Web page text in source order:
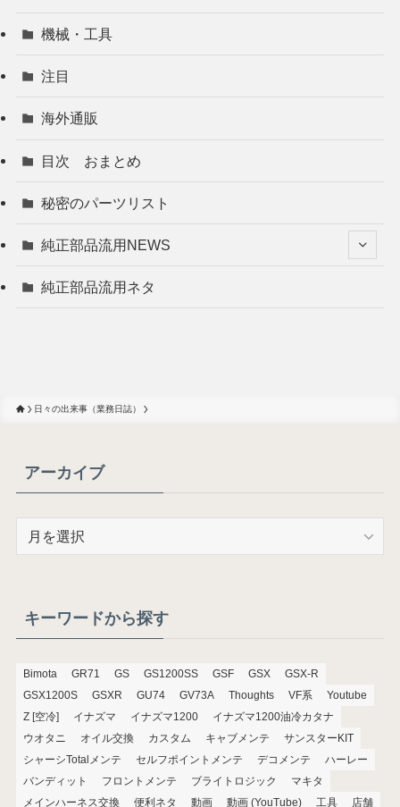
機械・工具
注目
海外通販
目次 おまとめ
秘密のパーツリスト
純正部品流用NEWS
純正部品流用ネタ
日々の出来事（業務日誌）
アーカイブ
ブキーワードから探す
Bimota GR71 GS GS1200SS GSF GSX
GSX-R
GSX1200S
GSXR GU74 GV73A Thoughts VF系
Youtube
Z [空冷]
イナズマ イナズマ1200
イナズマ1200油冷カタナ
ウオタニ
オイル交換 カスタム キャブメンテ
サンスターKIT
シャーシTotalメンテ
セルフポイントメンテ デコメンテ
ハーレー
バンディット
フロントメンテ ブライトロジック
マキタ
メインハーネス交換
便利ネタ 動画 動画 (YouTube) 工具 店舗